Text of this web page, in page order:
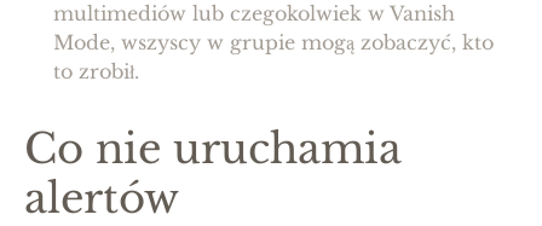
multimediów lub czegokolwiek w Vanish
Mode, wszyscy w grupie mogą zobaczyć, kto
to zrobił.
Co nie uruchamia
alertów